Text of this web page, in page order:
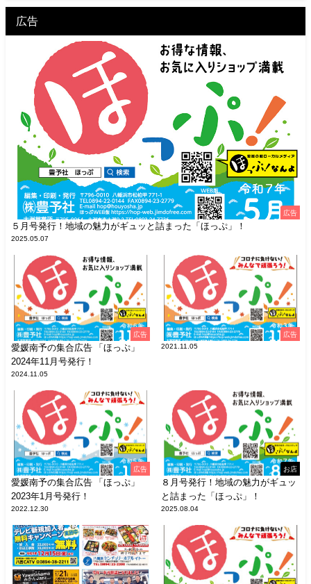
広告
広告
５月号発行！地域の魅力がギュッと詰まった「ほっぷ」！
2025.05.07
広告
愛媛南予の集合広告 「ほっぷ」
2024年11月号発行！
2024.11.05
広告
2021.11.05
広告
愛媛南予の集合広告 「ほっぷ」
2023年1月号発行！
2022.12.30
お店
８月号発行！地域の魅力がギュッ
と詰まった「ほっぷ」！
2025.08.04